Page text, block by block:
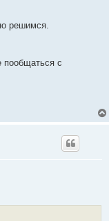
решимся.
пообщаться с